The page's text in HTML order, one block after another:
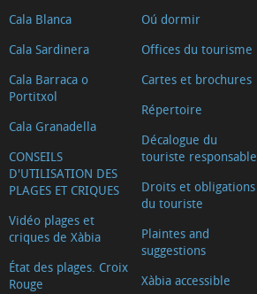
Cala Blanca
Cala Sardinera
Cala Barraca o
Portitxol
Cala Granadella
CONSEILS
D'UTILISATION DES
PLAGES ET CRIQUES
Vidéo plages et
criques de Xàbia
État des plages. Croix
Rouge
Oú dormir
Offices du tourisme
Cartes et brochures
Répertoire
Décalogue du
touriste responsable
Droits et obligations
du touriste
Plaintes and
suggestions
Xàbia accessible